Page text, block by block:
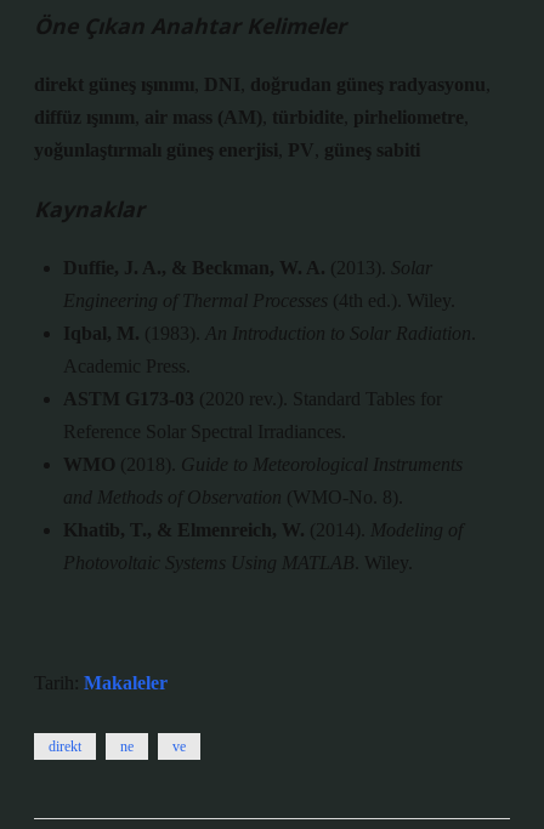
Öne Çıkan Anahtar Kelimeler
direkt güneş ışınımı DNI doğrudan güneş radyasyonu
diffüz ışınım air mass (AM) türbidite pirheliometre
yoğunlaştırmalı güneş enerjisi
PV güneş sabiti
Kaynaklar
Duffie, J. A., & Beckman, W. A. (2013).
Solar
Engineering of Thermal Processes (4th ed.). Wiley.
Iqbal, M. (1983). An Introduction to Solar Radiation
Academic Press.
ASTM G173-03 (2020 rev.). Standard Tables for
Reference Solar Spectral Irradiances.
WMO (2018). Guide to Meteorological Instruments
and Methods of Observation (WMO-No. 8).
Khatib, T., & Elmenreich, W. (2014).
Modeling of
Photovoltaic Systems Using MATLAB . Wiley.
Tarih: Makaleler
direkt ne ve